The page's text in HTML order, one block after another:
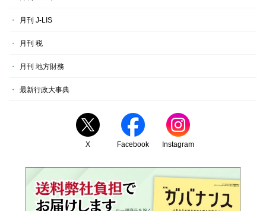
月刊 J-LIS
月刊 税
月刊 地方財務
最新行政大事典
X Facebook Instagram